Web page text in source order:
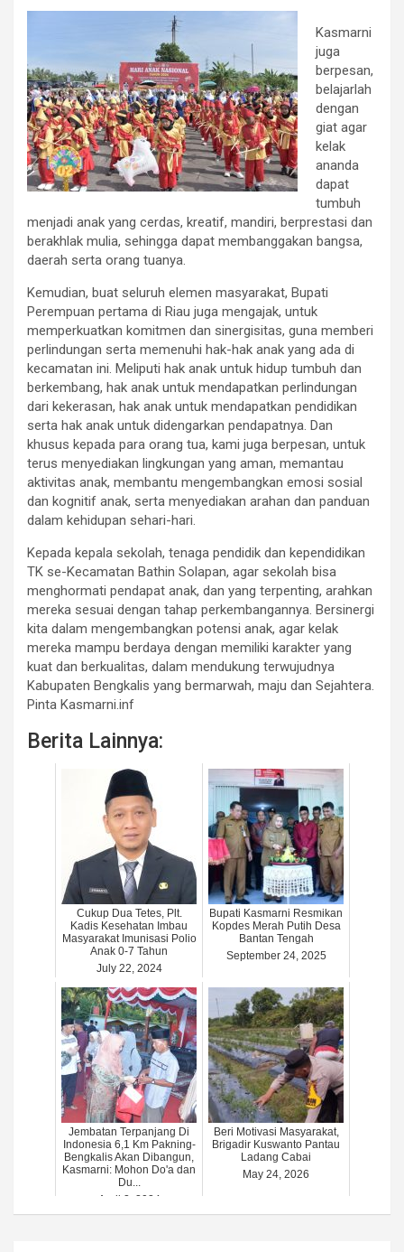
Kasmarni
juga
berpesan,
belajarlah
dengan
giat agar
kelak
ananda
dapat
tumbuh
menjadi anak yang cerdas, kreatif, mandiri, berprestasi dan
berakhlak mulia, sehingga dapat membanggakan bangsa,
daerah serta orang tuanya.
Kemudian, buat seluruh elemen masyarakat, Bupati
Perempuan pertama di Riau juga mengajak, untuk
memperkuatkan komitmen dan sinergisitas, guna memberi
perlindungan serta memenuhi hak-hak anak yang ada di
kecamatan ini. Meliputi hak anak untuk hidup tumbuh dan
berkembang, hak anak untuk mendapatkan perlindungan
dari kekerasan, hak anak untuk mendapatkan pendidikan
serta hak anak untuk didengarkan pendapatnya. Dan
khusus kepada para orang tua, kami juga berpesan, untuk
terus menyediakan lingkungan yang aman, memantau
aktivitas anak, membantu mengembangkan emosi sosial
dan kognitif anak, serta menyediakan arahan dan panduan
dalam kehidupan sehari-hari.
Kepada kepala sekolah, tenaga pendidik dan kependidikan
TK se-Kecamatan Bathin Solapan, agar sekolah bisa
menghormati pendapat anak, dan yang terpenting, arahkan
mereka sesuai dengan tahap perkembangannya. Bersinergi
kita dalam mengembangkan potensi anak, agar kelak
mereka mampu berdaya dengan memiliki karakter yang
kuat dan berkualitas, dalam mendukung terwujudnya
Kabupaten Bengkalis yang bermarwah, maju dan Sejahtera.
Pinta Kasmarni.inf
Berita Lainnya:
Cukup Dua Tetes, Plt.
Kadis Kesehatan Imbau
Masyarakat Imunisasi Polio
Anak 0-7 Tahun
July 22, 2024
Bupati Kasmarni Resmikan
Kopdes Merah Putih Desa
Bantan Tengah
September 24, 2025
Jembatan Terpanjang Di
Indonesia 6,1 Km Pakning-
Bengkalis Akan Dibangun,
Kasmarni: Mohon Do'a dan
Du...
April 2, 2024
Beri Motivasi Masyarakat,
Brigadir Kuswanto Pantau
Ladang Cabai
May 24, 2026